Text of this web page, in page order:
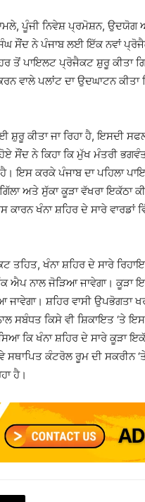
ਪੂੰਜੀ ਨਿਵੇਸ਼ ਪ੍ਰਮੋਸ਼ਨ, ਉਦਯੋਗ
ਸੌਂਦ ਨੇ ਪੰਜਾਬ ਲਈ ਇੱਕ ਨਵਾਂ
ਤੋਂ ਪਾਇਲਟ ਪ੍ਰੋਜੈਕਟ ਸ਼ੁਰੂ ਕੀਤਾ
ਵਾਲੇ ਪਲਾਂਟ ਦਾ ਉਦਘਾਟਨ
ਕੀਤਾ ਜਾ ਰਿਹਾ ਹੈ, ਇਸਦੀ
ਹੋਏ ਸੌਂਦ ਨੇ ਕਿਹਾ ਕਿ ਮੁੱਖ ਮੰਤਰੀ
ਇਸ ਕਰਕੇ ਪੰਜਾਬ ਦਾ ਪਹਿਲਾ
ਅਤੇ ਸੁੱਕਾ ਕੂੜਾ ਵੱਖਰਾ ਇਕੱਠਾ
ਕਾਰਨ ਖੰਨਾ ਸ਼ਹਿਰ ਦੇ ਸਾਰੇ
ਤਹਿਤ, ਖੰਨਾ ਸ਼ਹਿਰ ਦੇ ਸਾਰੇ
ਐਪ ਨਾਲ ਜੋੜਿਆ ਜਾਵੇਗਾ।
ਜਾਵੇਗਾ। ਸ਼ਹਿਰ ਵਾਸੀ
ਸਬੰਧਤ ਕਿਸੇ ਵੀ ਸ਼ਿਕਾਇਤ ‘ਤੇ
ਕਿ ਖੰਨਾ ਸ਼ਹਿਰ ਦੇ ਸਾਰੇ ਕੂੜਾ
ਸਥਾਪਿਤ ਕੰਟਰੋਲ ਰੂਮ ਦੀ ਸਕਰੀਨ
ਹੈ।